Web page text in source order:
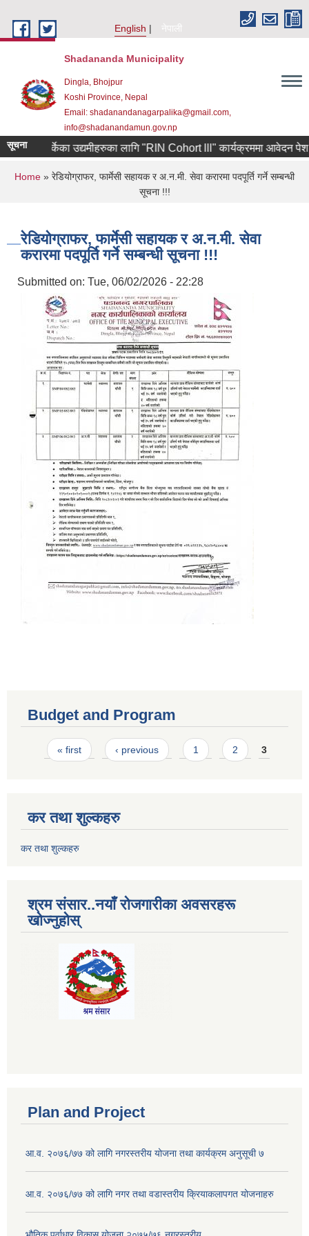
English
नेपाली
Shadananda Municipality
Dingla, Bhojpur
Koshi Province, Nepal
Email: shadanandanagarpalika@gmail.com,
info@shadanandamun.gov.np
सूचना फर्केका उद्यमीहरुका लागि "RIN Cohort lll" कार्यक्रममा आवेदन पेश
You are here
Home » रेडियोग्राफर, फार्मेसी सहायक र अ.न.मी. सेवा करारमा पदपूर्ति गर्ने सम्बन्धी
सूचना !!!
रेडियोग्राफर, फार्मेसी सहायक र अ.न.मी. सेवा
करारमा पदपूर्ति गर्ने सम्बन्धी सूचना !!!
Submitted on: Tue, 06/02/2026 - 22:28
Budget and Program
Pages
« first ‹ previous 1 2 3
कर तथा शुल्कहरु
कर तथा शुल्कहरु
श्रम संसार..नयाँ रोजगारीका अवसरहरू
खोज्नुहोस्
Plan and Project
आ.व. २०७६/७७ को लागि नगरस्तरीय योजना तथा कार्यक्रम अनुसूची ७
आ.व. २०७६/७७ को लागि नगर तथा वडास्तरीय क्रियाकलापगत योजनाहरु